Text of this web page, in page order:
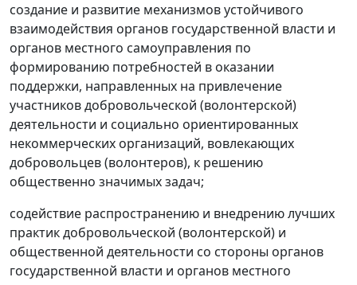
создание и развитие механизмов устойчивого
взаимодействия органов государственной власти и
органов местного самоуправления по
формированию потребностей в оказании
поддержки, направленных на привлечение
участников добровольческой (волонтерской)
деятельности и социально ориентированных
некоммерческих организаций, вовлекающих
добровольцев (волонтеров), к решению
общественно значимых задач;
содействие распространению и внедрению лучших
практик добровольческой (волонтерской) и
общественной деятельности со стороны органов
государственной власти и органов местного